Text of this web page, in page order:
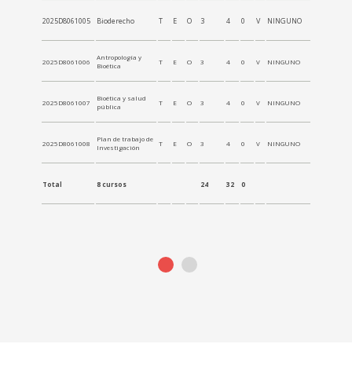
2025D8061005 Bioderecho T E O 3 4 0 V NINGUNO
2025D8061006
Antropología y
Bioética
T E O 3 4 0 V NINGUNO
2025D8061007
Bioética y salud
pública
T E O 3 4 0 V NINGUNO
2025D8061008
Plan de trabajo de
Investigación
T E O 3 4 0 V NINGUNO
Total 8 cursos 24 32 0